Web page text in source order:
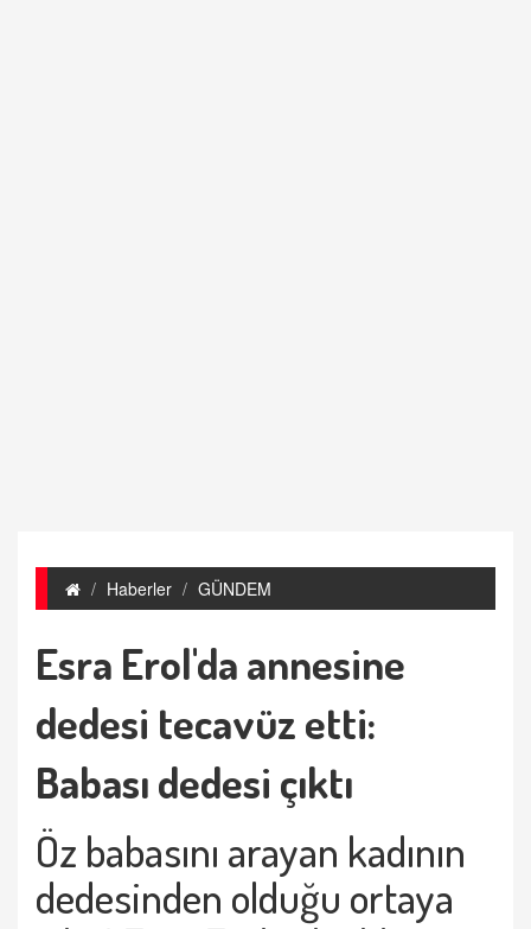
Haberler GÜNDEM
Esra Erol'da annesine
dedesi tecavüz etti:
Babası dedesi çıktı
Öz babasını arayan kadının
dedesinden olduğu ortaya